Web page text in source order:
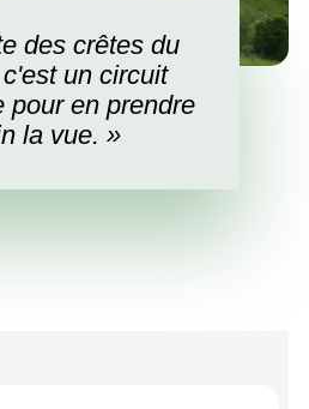
des crêtes du
un circuit
pour en prendre
la vue. »